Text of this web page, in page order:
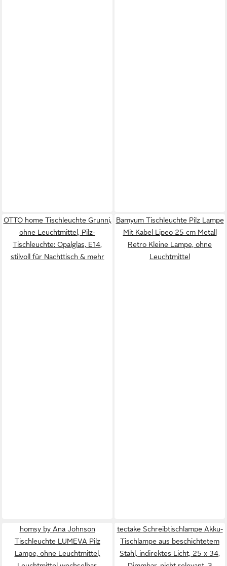
OTTO home Tischleuchte Grunni,
ohne Leuchtmittel, Pilz-
Tischleuchte: Opalglas, E14,
stilvoll für Nachttisch & mehr
Bamyum Tischleuchte Pilz Lampe
Mit Kabel Lipeo 25 cm Metall
Retro Kleine Lampe, ohne
Leuchtmittel
homsy by Ana Johnson
Tischleuchte LUMEVA Pilz
Lampe, ohne Leuchtmittel,
tectake Schreibtischlampe Akku-
Tischlampe aus beschichtetem
Stahl, indirektes Licht, 25 x 34,